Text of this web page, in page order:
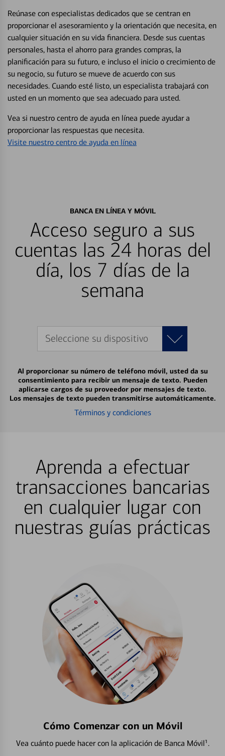
Reúnase con especialistas dedicados que se centran en
proporcionar el asesoramiento y la orientación que necesita, en
cualquier situación en su vida financiera. Desde sus cuentas
personales, hasta el ahorro para grandes compras, la
planificación para su futuro, e incluso el inicio o crecimiento de
su negocio, su futuro se mueve de acuerdo con sus
necesidades. Cuando esté listo, un especialista trabajará con
usted en un momento que sea adecuado para usted.
Vea si nuestro centro de ayuda en línea puede ayudar a
proporcionar las respuestas que necesita.
Visite nuestro centro de ayuda en línea
BANCA EN LÍNEA Y MÓVIL
Acceso seguro a sus
cuentas las 24 horas del
día, los 7 días de la
semana
Seleccione su dispositivo
Al proporcionar su número de teléfono móvil, usted da su
consentimiento para recibir un mensaje de texto. Pueden
aplicarse cargos de su proveedor por mensajes de texto.
Los mensajes de texto pueden transmitirse automáticamente.
Términos y condiciones
Aprenda a efectuar
transacciones bancarias
en cualquier lugar con
nuestras guías prácticas
Cómo Comenzar con un Móvil
Vea cuánto puede hacer con la aplicación de Banca Móvil¹.